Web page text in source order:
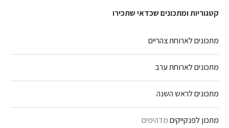
קטגוריות ומתכונים שכדאי שתכירו
מתכונים לארוחת צהריים
מתכונים לארוחת ערב
מתכונים לראש השנה
מתכון לפנקייקיםמדהימים